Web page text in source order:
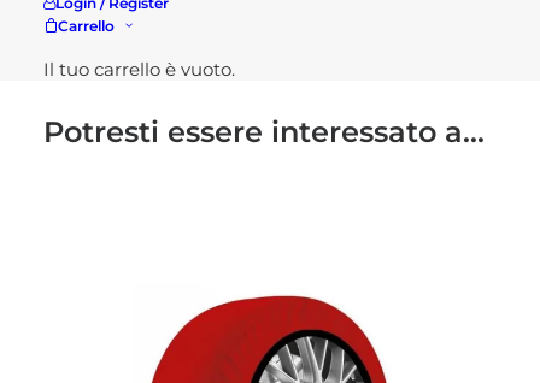
Carrello
Il tuo carrello è vuoto.
Potresti essere interessato a...